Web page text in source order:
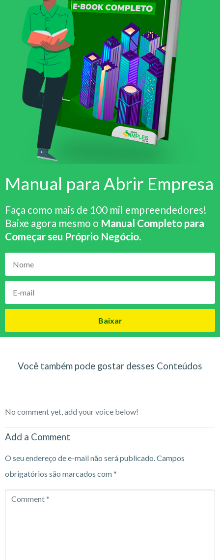
Manual para Abrir Empresa
Faça como mais de 100 mil empreendedores!
Baixe agora mesmo o Manual Completo para
Começar seu Próprio Negócio.
Baixar
Você também pode gostar desses Conteúdos
No comment yet, add your voice below!
Add a Comment
O seu endereço de e-mail não será publicado.Campos
obrigatórios são marcados com*
Comment